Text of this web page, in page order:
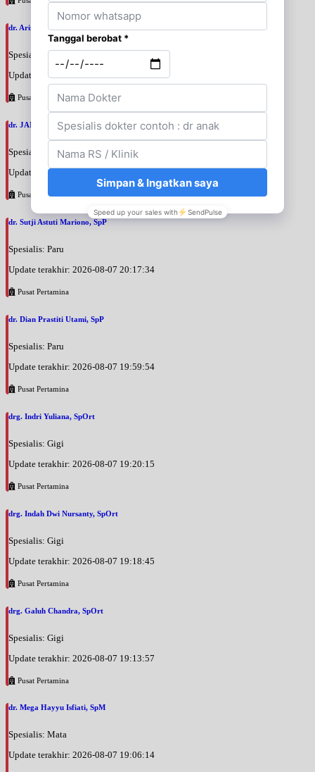
dr. Arini Purwono, SpP
Spesialis: Paru
Update terakhir: 2026-08-07 20:25:58
Pusat Pertamina
dr. JANUAR HABIBI, SpP
Spesialis: Paru
Update terakhir: 2026-08-07 20:23:50
Pusat Pertamina
dr. Sutji Astuti Mariono, SpP
Spesialis: Paru
Update terakhir: 2026-08-07 20:17:34
Pusat Pertamina
dr. Dian Prastiti Utami, SpP
Spesialis: Paru
Update terakhir: 2026-08-07 19:59:54
Pusat Pertamina
drg. Indri Yuliana, SpOrt
Spesialis: Gigi
Update terakhir: 2026-08-07 19:20:15
Pusat Pertamina
drg. Indah Dwi Nursanty, SpOrt
Spesialis: Gigi
Update terakhir: 2026-08-07 19:18:45
Pusat Pertamina
drg. Galuh Chandra, SpOrt
Spesialis: Gigi
Update terakhir: 2026-08-07 19:13:57
Pusat Pertamina
dr. Mega Hayyu Isfiati, SpM
Spesialis: Mata
Update terakhir: 2026-08-07 19:06:14